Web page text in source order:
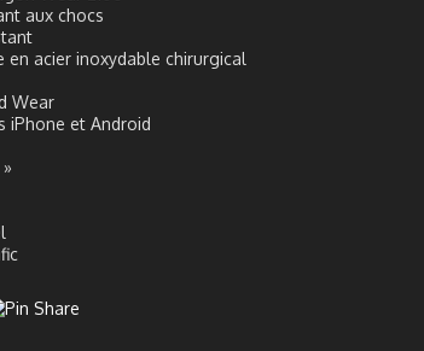
aux chocs
acier inoxydable chirurgical
Wear
iPhone et Android